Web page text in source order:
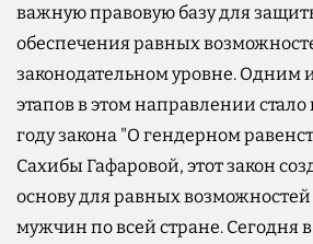
важную правовую базу для
обеспечения равных
законодательном уровне. Одним
этапов в этом направлении
году закона "О гендерном
Сахибы Гафаровой, этот закон
основу для равных
мужчин по всей стране. Сегодня